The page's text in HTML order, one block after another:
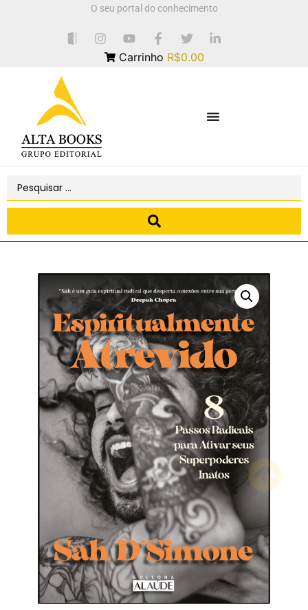
O seu portal do conhecimento
Carrinho R$0.00